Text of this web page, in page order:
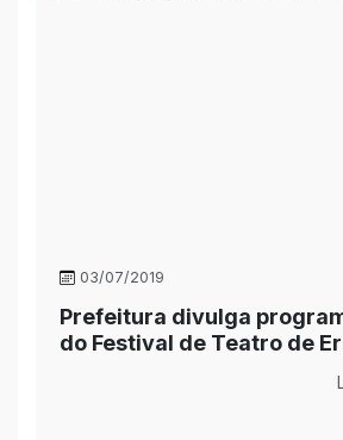
03/07/2019
Prefeitura divulga
do Festival de Teatro de